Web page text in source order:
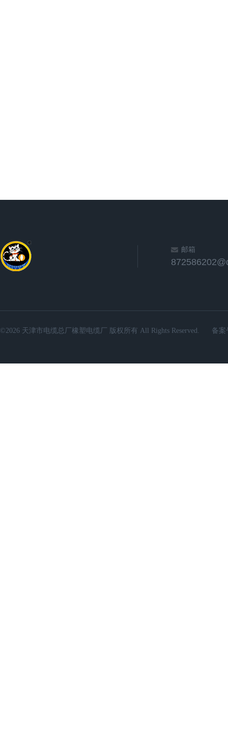
邮箱
©2026 天津市电缆总厂橡塑电缆厂 版权所有 All Rights Reserved. 备案